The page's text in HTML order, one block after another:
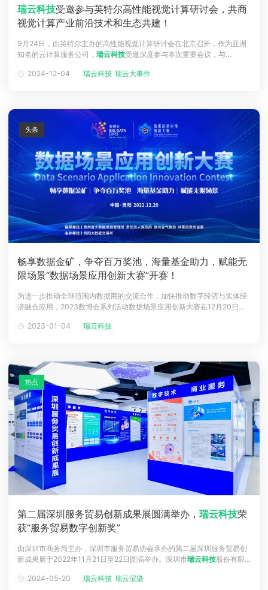
瑞云科技受邀参与英特尔高性能视觉计算研讨会，共商
视觉计算产业前沿技术和生态共建！
9月24日，由英特尔主办的高性能视觉计算研讨会在北京召开，作为亚洲
知名的云计算服务公司， 瑞云科技受邀深度参与本次重要会议，与
聚一堂，共商视觉计算产业前沿技术和生态共建。深圳市
2024-12-04 瑞云科技 瑞云大事件
畅享数据金矿，争夺百万奖池，海量基金助力，赋能无
限场景“数据场景应用创新大赛”开赛！
为进一步推动全球范围内数据商的交流合作，加快推动数字经济与实体经
济融合应用，2023数博会系列活动数据场景应用创新大赛在12月20日开
分激活数据要素潜能据介绍，大赛由贵州省大数据发展管理局、贵阳市人
2023-01-04 瑞云科技
头条
第二届深圳服务贸易创新成果展圆满举办， 瑞云科技荣
获“服务贸易数字创新奖”
由深圳市商务局主办，深圳市服务贸易协会承办的第二届深圳服务贸易创
新成果展于2022年11月21日至22日圆满举办。深圳市瑞云科技股份有限
觉云计算领域的成果和案例。本次深圳服务贸易创新成果展旨在充分展示
2024-05-20 瑞云科技 瑞云渲染
热点